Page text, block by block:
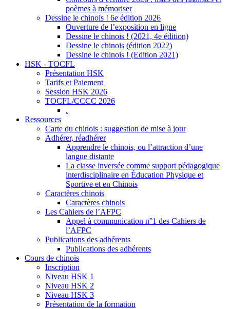
poèmes à mémoriser
Dessine le chinois ! 6e édition 2026
Ouverture de l’exposition en ligne
Dessine le chinois ! (2021, 4e édition)
Dessine le chinois (édition 2022)
Dessine le chinois ! (Edition 2021)
HSK - TOCFL
Présentation HSK
Tarifs et Paiement
Session HSK 2026
TOCFL/CCCC 2026
.
Ressources
Carte du chinois : suggestion de mise à jour
Adhérer, réadhérer
Apprendre le chinois, ou l’attraction d’une
langue distante
La classe inversée comme support pédagogique
interdisciplinaire en Éducation Physique et
Sportive et en Chinois
Caractères chinois
Caractères chinois
Les Cahiers de l’AFPC
Appel à communication n°1 des Cahiers de
l’AFPC
Publications des adhérents
Publications des adhérents
Cours de chinois
Inscription
Niveau HSK 1
Niveau HSK 2
Niveau HSK 3
Présentation de la formation